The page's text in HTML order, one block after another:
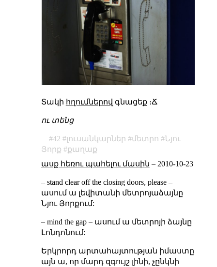
Տակի հղումներով գնացեք ։Ճ
ու տենց
42 լուսանկարներ մետրո
Նյու
Յորք
քաղաք
ասք հեռու պահելու մասին – 2010-10-23
– stand clear off the closing doors, please –
ասում ա լեվիտանի մետրոյաձայնը
Նյու Յորքում:
– mind the gap – ասում ա մետրոյի ձայնը
Լոնդոնում:
Երկրորդ արտահայտության իմաստը
այն ա, որ մարդ զգույշ լինի, չընկնի